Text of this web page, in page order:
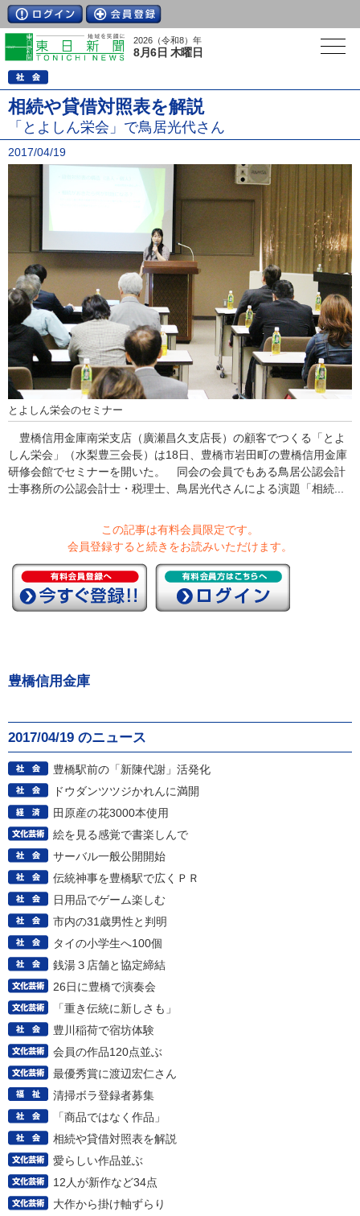
2026（令和8）年
8月6日 木曜日
相続や貸借対照表を解説
「とよしん栄会」で鳥居光代さん
2017/04/19
とよしん栄会のセミナー
豊橋信用金庫南栄支店（廣瀬昌久支店長）の顧客でつくる「とよ
しん栄会」（水梨豊三会長）は18日、豊橋市岩田町の豊橋信用金庫
研修会館でセミナーを開いた。 同会の会員でもある鳥居公認会計
士事務所の公認会計士・税理士、鳥居光代さんによる演題「相続...
この記事は有料会員限定です。
会員登録すると続きをお読みいただけます。
豊橋信用金庫
2017/04/19 のニュース
豊橋駅前の「新陳代謝」活発化
ドウダンツツジかれんに満開
田原産の花3000本使用
絵を見る感覚で書楽しんで
サーバル一般公開開始
伝統神事を豊橋駅で広くＰＲ
日用品でゲーム楽しむ
市内の31歳男性と判明
タイの小学生へ100個
銭湯３店舗と協定締結
26日に豊橋で演奏会
「重き伝統に新しさも」
豊川稲荷で宿坊体験
会員の作品120点並ぶ
最優秀賞に渡辺宏仁さん
清掃ボラ登録者募集
「商品ではなく作品」
相続や貸借対照表を解説
愛らしい作品並ぶ
12人が新作など34点
大作から掛け軸ずらり